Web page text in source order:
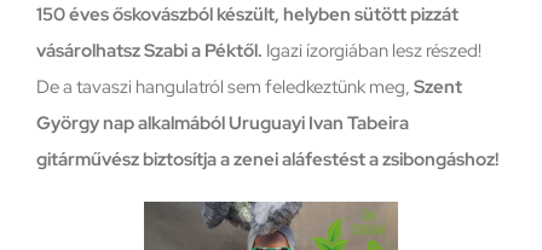
150 éves őskovászból készült, helyben sütött pizzát
vásárolhatsz Szabi a Péktől. Igazi ízorgiában lesz részed!
De a tavaszi hangulatról sem feledkeztünk meg, Szent
György nap alkalmából Uruguayi Ivan Tabeira
gitárművész biztosítja a zenei aláfestést a zsibongáshoz!